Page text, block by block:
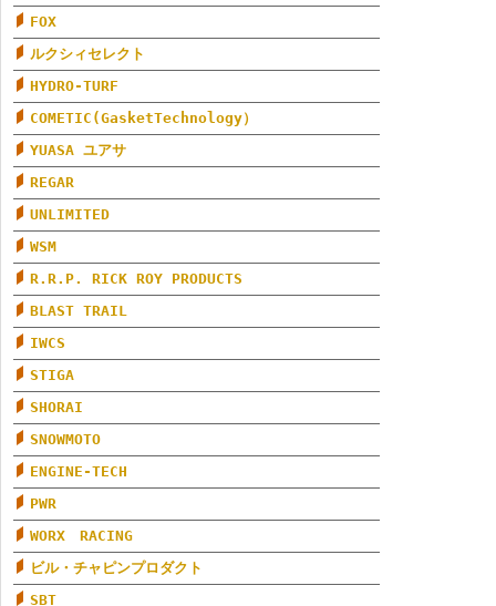
FOX
ルクシィセレクト
HYDRO-TURF
COMETIC(GasketTechnology）
YUASA ユアサ
REGAR
UNLIMITED
WSM
R.R.P. RICK ROY PRODUCTS
BLAST TRAIL
IWCS
STIGA
SHORAI
SNOWMOTO
ENGINE-TECH
PWR
WORX RACING
ビル・チャピンプロダクト
SBT